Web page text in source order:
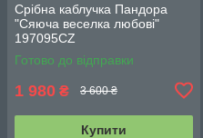
Срібна каблучка Пандора
"Сяюча веселка любові"
197095CZ
Готово до відправки
1 980 ₴ 3 600 ₴
Купити